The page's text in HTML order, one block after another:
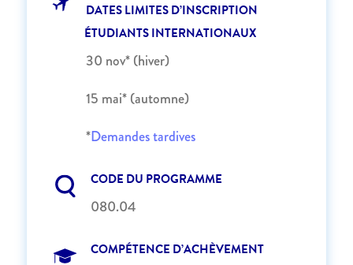
DATES LIMITES D’INSCRIPTION
ÉTUDIANTS INTERNATIONAUX
30 nov* (hiver)
15 mai* (automne)
*Demandes tardives
CODE DU PROGRAMME
080.04
COMPÉTENCE D’ACHÈVEMENT